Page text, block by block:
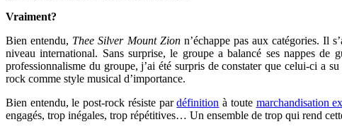
Vraiment?
Bien entendu, Thee Silver Mount Zionn’échappe pas aux catégories. Il
niveau international. Sans surprise, le groupe a balancé ses nappes de
professionnalisme du groupe, j’ai été surpris de constater que celui-ci a
rock comme style musical d’importance.
Bien entendu, le post-rock résiste pardéfinition à toute marchandisation
engagés, trop inégales, trop répétitives… Un ensemble de trop qui rend